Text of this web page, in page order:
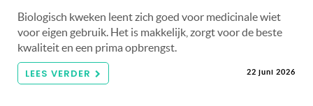
Biologisch kweken leent zich goed voor medicinale wiet
voor eigen gebruik. Het is makkelijk, zorgt voor de beste
kwaliteit en een prima opbrengst.
LEES VERDER 22 juni 2026